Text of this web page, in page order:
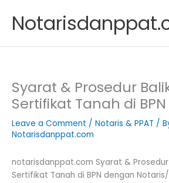
content
Syarat & Prosedur
Sertifikat Tanah di BPN
Leave a Comment / Notaris & PPAT /
Notarisdanppat.com
notarisdanppat.com Syarat & Prosedur
Sertifikat Tanah di BPN dengan Notaris/